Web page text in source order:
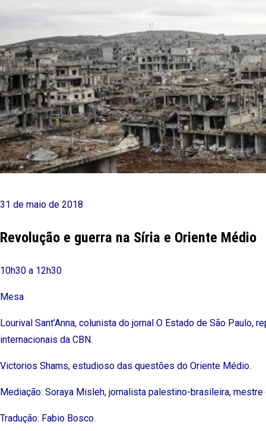
31 de maio de 2018
Revolução e guerra na Síria e Oriente Médio
10h30 a 12h30
Mesa
Lourival Sant’Anna, colunista do jornal O Estado de São Paulo,
internacionais da CBN.
Victorios Shams, estudioso das questões do Oriente Médio.
Mediação: Soraya Misleh, jornalista palestino-brasileira,
Tradução: Fabio Bosco.